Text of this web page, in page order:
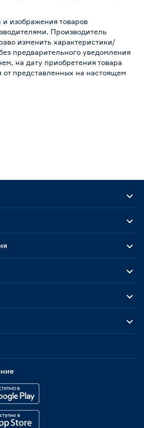
изображения товаров
Производитель
изменить характеристики/
предварительного уведомления
на дату приобретения товара
от представленных на настоящем